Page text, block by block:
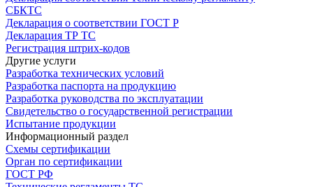
СБКТС
Декларация о соответствии ГОСТ Р
Декларация ТР ТС
Регистрация штрих-кодов
Другие услуги
Разработка технических условий
Разработка паспорта на продукцию
Разработка руководства по эксплуатации
Свидетельство о государственной регистрации
Испытание продукции
Информационный раздел
Схемы сертификации
Орган по сертификации
ГОСТ РФ